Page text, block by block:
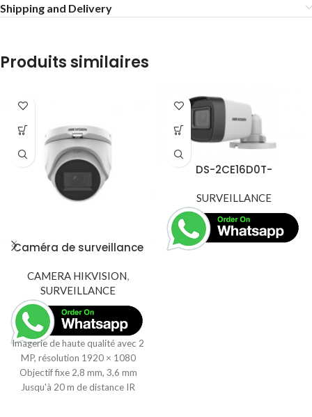
Shipping and Delivery
Produits similaires
Caméra de surveillance
MP (DS-2CE76D0T-
EXIMF)
CAMERA HIKVISION,
SURVEILLANCE
Imagerie de haute qualité avec 2
MP, résolution 1920 × 1080
Objectif fixe 2,8 mm, 3,6 mm
Jusqu'à 20 m de distance IR
DS-2CE16D0T-
MP Fixed Mini Bullet
Camera
SURVEILLANCE